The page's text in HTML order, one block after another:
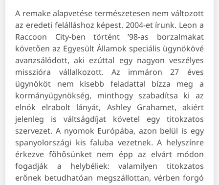
A remake alapvetése természetesen nem változott
az eredeti felálláshoz képest. 2004-et írunk. Leon a
Raccoon City-ben történt ’98-as borzalmakat
követően az Egyesült Államok speciális ügynökövé
avanzsálódott, aki ezúttal egy nagyon veszélyes
misszióra vállalkozott. Az immáron 27 éves
ügynököt nem kisebb feladattal bízza meg a
kormányügynökség, minthogy szabadítsa ki az
elnök elrabolt lányát, Ashley Grahamet, akiért
jelenleg is váltságdíjat követel egy titokzatos
szervezet. A nyomok Európába, azon belül is egy
spanyolországi kis faluba vezetnek. A helyszínre
érkezve főhősünket nem épp az elvárt módon
fogadják a helybéliek: valamilyen titokzatos
erőnek betudhatóan megszállottan, vérben forgó